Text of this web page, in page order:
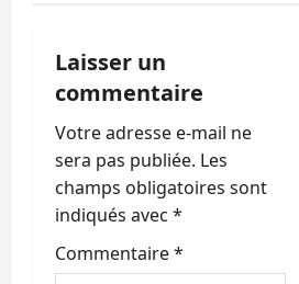
n
d
’
a
r
Laisser un
commentaire
Votre adresse e-mail ne
sera pas publiée. Les
champs obligatoires sont
indiqués avec *
Commentaire*